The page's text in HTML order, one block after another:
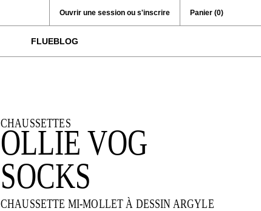
Ouvrir une session ou s'inscrire Panier (0)
FLUEBLOG
CHAUSSETTES
OLLIE VOG
SOCKS
CHAUSSETTE MI-MOLLET À DESSIN ARGYLE